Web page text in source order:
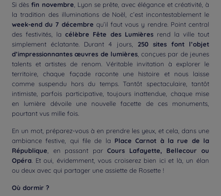
Si dèsfin novembre , Lyon se prête, avec élégance et créativité, à
la tradition des illuminations de Noël, c’est incontestablement le
week-end du 7 décembre qu’il faut vous y rendre. Point central
des festivités, lacélèbre Fête des Lumièresrend la ville tout
simplement éclatante. Durant 4 jours, 250 sites font l’objet
d’impressionnantes œuvres de lumières, conçues par de jeunes
talents et artistes de renom. Véritable invitation à explorer le
territoire, chaque façade raconte une histoire et nous laisse
comme suspendu hors du temps. Tantôt spectaculaire, tantôt
intimiste, parfois participative, toujours inattendue, chaque mise
en lumière dévoile une nouvelle facette de ces monuments,
pourtant vus mille fois.
En un mot, préparez-vous à en prendre les yeux, et cela, dans une
ambiance festive, qui file de la Place Carnot à la rue de la
République , en passant parCours Lafayette, Bellecour ou
Opéra . Et oui, évidemment, vous croiserez bien ici et là, un élan
ou deux avec qui partager une assiette de Rosette !
Où dormir ?